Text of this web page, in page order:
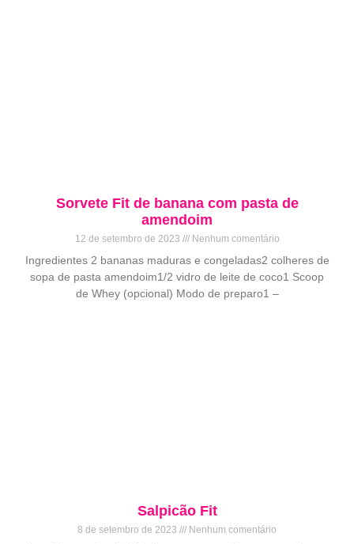
Sorvete Fit de banana com pasta de
amendoim
12 de setembro de 2023 Nenhum comentário
Ingredientes 2 bananas maduras e congeladas2 colheres de
sopa de pasta amendoim1/2 vidro de leite de coco1 Scoop
de Whey (opcional) Modo de preparo1 –
Salpicão Fit
8 de setembro de 2023 Nenhum comentário